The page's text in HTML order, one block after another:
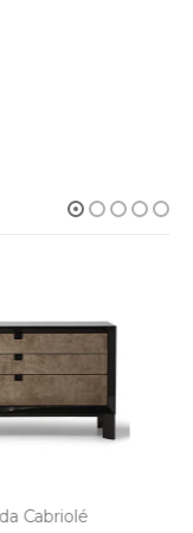
de Jantar Sparks